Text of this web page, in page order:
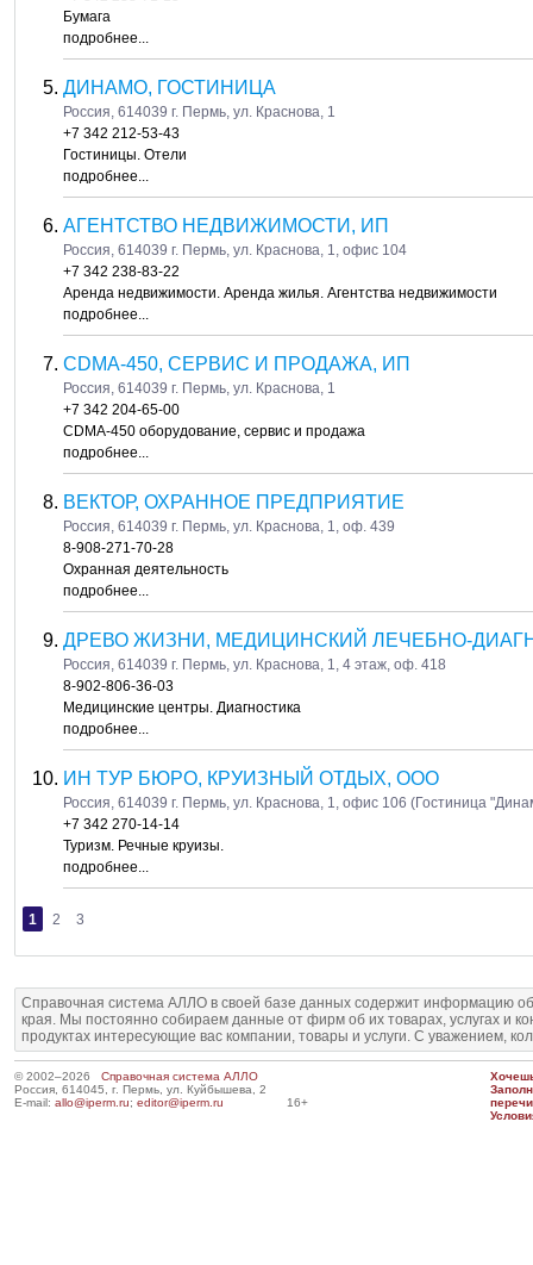
Бумага
подробнее...
ДИНАМО, ГОСТИНИЦА
Россия, 614039 г. Пермь, ул. Краснова, 1
+7 342 212-53-43
Гостиницы. Отели
подробнее...
АГЕНТСТВО НЕДВИЖИМОСТИ, ИП
Россия, 614039 г. Пермь, ул. Краснова, 1, офис 104
+7 342 238-83-22
Аренда недвижимости. Аренда жилья. Агентства недвижимости
подробнее...
CDMA-450, СЕРВИС И ПРОДАЖА, ИП
Россия, 614039 г. Пермь, ул. Краснова, 1
+7 342 204-65-00
CDMA-450 оборудование, сервис и продажа
подробнее...
ВЕКТОР, ОХРАННОЕ ПРЕДПРИЯТИЕ
Россия, 614039 г. Пермь, ул. Краснова, 1, оф. 439
8-908-271-70-28
Охранная деятельность
подробнее...
ДРЕВО ЖИЗНИ, МЕДИЦИНСКИЙ ЛЕЧЕБНО-
Россия, 614039 г. Пермь, ул. Краснова, 1, 4 этаж, оф. 418
8-902-806-36-03
Медицинские центры. Диагностика
подробнее...
ИН ТУР БЮРО, КРУИЗНЫЙ ОТДЫХ, ООО
Россия, 614039 г. Пермь, ул. Краснова, 1, офис 106 (Гостиница
+7 342 270-14-14
Туризм. Речные круизы.
подробнее...
1 2 3
Справочная система АЛЛО в своей базе данных содержит информацию
края. Мы постоянно собираем данные от фирм об их товарах, услугах и
продуктах интересующие вас компании, товары и услуги. С уважением,
© 2002–2026 Справочная система АЛЛО
Россия, 614045, г. Пермь, ул. Куйбышева, 2
E-mail: allo@iperm.ru; editor@iperm.ru 16+